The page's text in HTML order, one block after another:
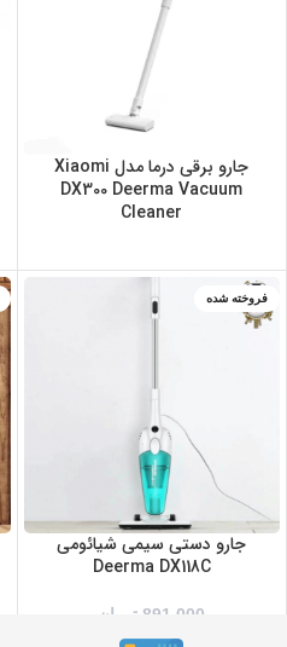
جارو برقی درما مدل Xiaomi
DX300 Deerma Vacuum
Cleaner
فروخته شده
جارو دستی سیمی شیائومی
Deerma DX118C
891,000 تومان